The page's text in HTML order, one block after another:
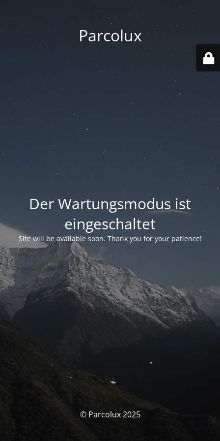
Parcolux
Der Wartungsmodus ist
eingeschaltet
Site will be available soon. Thank you for your patience!
© Parcolux 2025